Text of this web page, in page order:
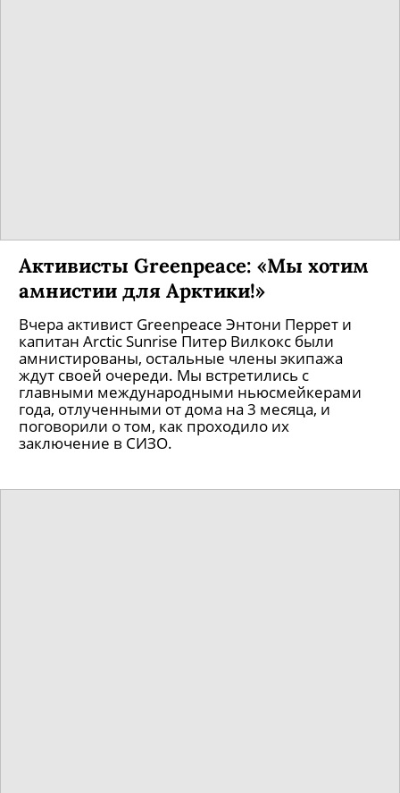
Активисты Greenpeace: «Мы хотим
амнистии для Арктики!»
Вчера активист Greenpeace Энтони Перрет и
капитан Arctic Sunrise Питер Вилкокс были
амнистированы, остальные члены экипажа
ждут своей очереди. Мы встретились с
главными международными ньюсмейкерами
года, отлученными от дома на 3 месяца, и
поговорили о том, как проходило их
заключение в СИЗО.